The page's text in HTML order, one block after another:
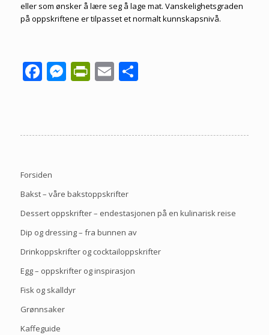
eller som ønsker å lære seg å lage mat. Vanskelighetsgraden
på oppskriftene er tilpasset et normalt kunnskapsnivå.
Facebook
Messenger
PrintFriendly
EmailShare
Forsiden
Bakst – våre bakstoppskrifter
Dessert oppskrifter – endestasjonen på en kulinarisk reise
Dip og dressing – fra bunnen av
Drinkoppskrifter og cocktailoppskrifter
Egg – oppskrifter og inspirasjon
Fisk og skalldyr
Grønnsaker
Kaffeguide